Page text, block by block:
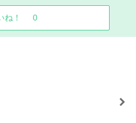
ね！ 0